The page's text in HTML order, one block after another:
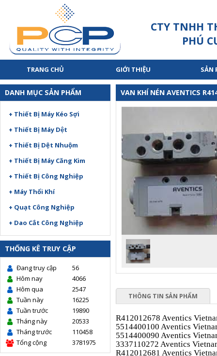
CTY TNHH
PHÚ
TRANG CHỦ GIỚI THIỆU SẢN
DANH MỤC SẢN PHẨM
+ Thiết Bị Máy Kéo Sợi
+ Thiết Bị Máy Dệt
+ Thiết Bị Dệt Nhuộm
+ Thiết Bị Máy Căng Kim
+ Thiết Bị Công Nghiệp
+ Máy Thổi Khí
+ Quạt Công Nghiệp
+ Dao Cắt Công Nghiệp
THỐNG KÊ TRUY CẬP
Đang truy cập
56
Hôm nay
4066
Hôm qua
2547
Tuần này
16225
Tuần trước
19890
Tháng này
20533
Tháng trước
110458
Tổng cộng
3781975
VAN KHÍ NÉN AVENTICS
THÔNG TIN SẢN PHẨM
R412012678 Aventics
5514400100 Aventics
5514400090 Aventics
3337110272 Aventics
R412012681 Aventics